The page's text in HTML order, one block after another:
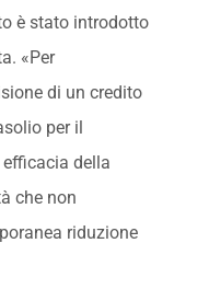
è stato introdotto
«Per
di un credito
per il
della
che non
riduzione